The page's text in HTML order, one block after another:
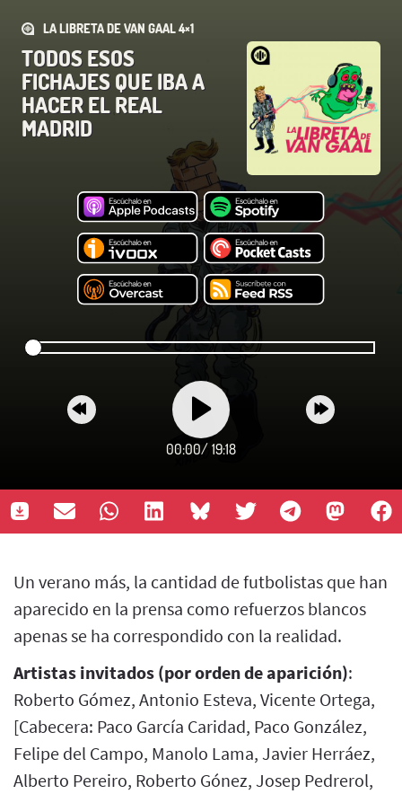
LA LIBRETA DE VAN GAAL 4×1
TODOS ESOS
FICHAJES QUE IBA A
HACER EL REAL
MADRID
00:00/ 19:18
Un verano más, la cantidad de futbolistas que han
aparecido en la prensa como refuerzos blancos
apenas se ha correspondido con la realidad.
Artistas invitados (por orden de aparición):
Roberto Gómez, Antonio Esteva, Vicente Ortega,
[Cabecera: Paco García Caridad, Paco González,
Felipe del Campo, Manolo Lama, Javier Herráez,
Alberto Pereiro, Roberto Gónez, Josep Pedrerol,